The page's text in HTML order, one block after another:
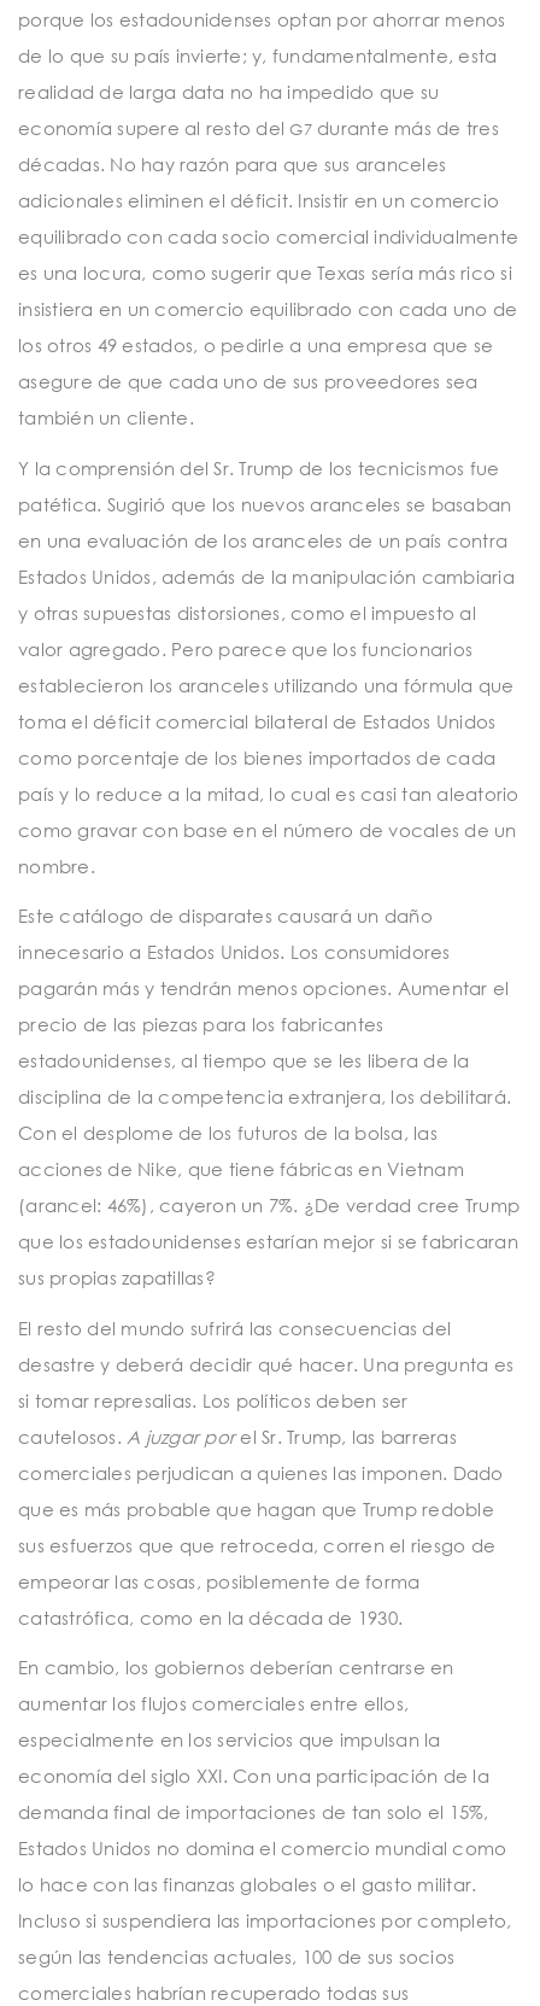
porque los estadounidenses optan por ahorrar menos
de lo que su país invierte; y, fundamentalmente, esta
realidad de larga data no ha impedido que su
economía supere al resto delG7durante más de tres
décadas. No hay razón para que sus aranceles
adicionales eliminen el déficit. Insistir en un comercio
equilibrado con cada socio comercial individualmente
es una locura, como sugerir que Texas sería más rico si
insistiera en un comercio equilibrado con cada uno de
los otros 49 estados, o pedirle a una empresa que se
asegure de que cada uno de sus proveedores sea
también un cliente.
Y la comprensión del Sr. Trump de los tecnicismos fue
patética. Sugirió que los nuevos aranceles se basaban
en una evaluación de los aranceles de un país contra
Estados Unidos, además de la manipulación cambiaria
y otras supuestas distorsiones, como el impuesto al
valor agregado. Pero parece que los funcionarios
establecieron los aranceles utilizando una fórmula que
toma el déficit comercial bilateral de Estados Unidos
como porcentaje de los bienes importados de cada
país y lo reduce a la mitad, lo cual es casi tan aleatorio
como gravar con base en el número de vocales de un
nombre.
Este catálogo de disparates causará un daño
innecesario a Estados Unidos. Los consumidores
pagarán más y tendrán menos opciones. Aumentar el
precio de las piezas para los fabricantes
estadounidenses, al tiempo que se les libera de la
disciplina de la competencia extranjera, los debilitará.
Con el desplome de los futuros de la bolsa, las
acciones de Nike, que tiene fábricas en Vietnam
(arancel: 46%), cayeron un 7%. ¿De verdad cree Trump
que los estadounidenses estarían mejor si se fabricaran
sus propias zapatillas?
El resto del mundo sufrirá las consecuencias del
desastre y deberá decidir qué hacer. Una pregunta es
si tomar represalias. Los políticos deben ser
cautelosos. A juzgar porel Sr. Trump, las barreras
comerciales perjudican a quienes las imponen. Dado
que es más probable que hagan que Trump redoble
sus esfuerzos que que retroceda, corren el riesgo de
empeorar las cosas, posiblemente de forma
catastrófica, como en la década de 1930.
En cambio, los gobiernos deberían centrarse en
aumentar los flujos comerciales entre ellos,
especialmente en los servicios que impulsan la
economía del siglo XXI. Con una participación de la
demanda final de importaciones de tan solo el 15%,
Estados Unidos no domina el comercio mundial como
lo hace con las finanzas globales o el gasto militar.
Incluso si suspendiera las importaciones por completo,
según las tendencias actuales, 100 de sus socios
comerciales habrían recuperado todas sus